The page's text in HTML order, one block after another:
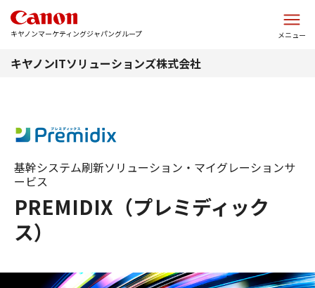
キヤノンマーケティングジャパングループ メニュー
キヤノンITソリューションズ株式会社
PREMIDIX（プレミディック
ス）
基幹システム刷新ソリューション・マイグレーションサ
ービス